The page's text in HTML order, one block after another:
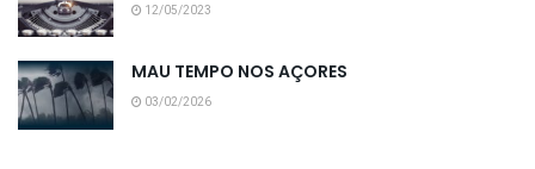
12/05/2023
MAU TEMPO NOS AÇORES
03/02/2026